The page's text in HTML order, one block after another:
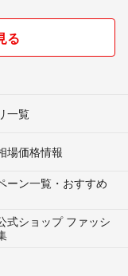
る
一覧
場価格情報
ーン一覧・おすすめ
式ショップ ファッシ